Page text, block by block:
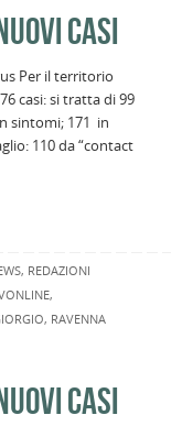
CASI
Per il territorio
casi: si tratta di 99
sintomi; 171 in
110 da “contact
, REDAZIONI
,
, RAVENNA
CASI